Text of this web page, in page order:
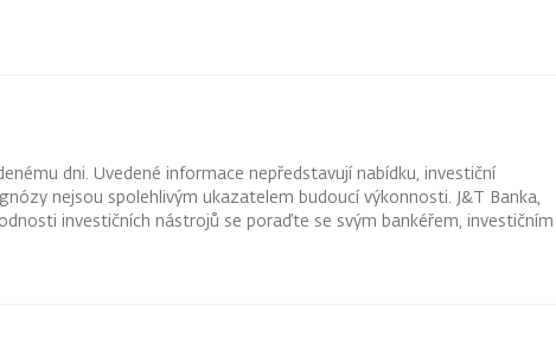
dni. Uvedené informace nepředstavují nabídku, investiční
nejsou spolehlivým ukazatelem budoucí výkonnosti. J&T Banka,
investičních nástrojů se poraďte se svým bankéřem, investičním